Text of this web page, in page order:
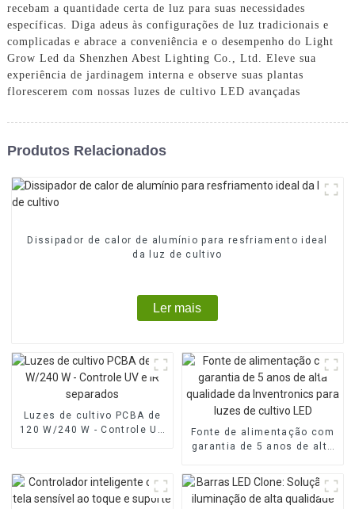
recebam a quantidade certa de luz para suas necessidades
específicas. Diga adeus às configurações de luz tradicionais e
complicadas e abrace a conveniência e o desempenho do Light
Grow Led da Shenzhen Abest Lighting Co., Ltd. Eleve sua
experiência de jardinagem interna e observe suas plantas
florescerem com nossas luzes de cultivo LED avançadas
Produtos Relacionados
Dissipador de calor de alumínio para resfriamento ideal
da luz de cultivo
Ler mais
Luzes de cultivo PCBA de
120 W/240 W - Controle UV
Fonte de alimentação com
garantia de 5 anos de alta
para luzes de cultivo LED